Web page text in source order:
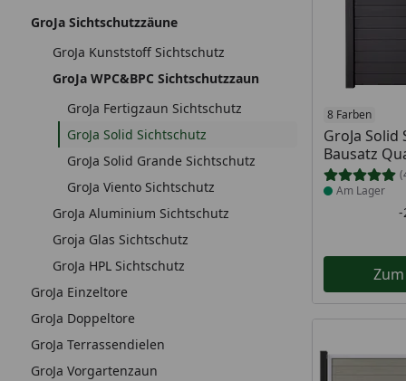
GroJa Sichtschutzzäune
GroJa Kunststoff Sichtschutz
GroJa WPC&BPC Sichtschutzzaun
GroJa Fertigzaun Sichtschutz
GroJa Solid Sichtschutz
GroJa Solid Grande Sichtschutz
GroJa Viento Sichtschutz
GroJa Aluminium Sichtschutz
Groja Glas Sichtschutz
GroJa HPL Sichtschutz
GroJa Einzeltore
GroJa Doppeltore
GroJa Terrassendielen
GroJa Vorgartenzaun
8 Farben
GroJa Solid
Bausatz
Produkt am
Am Lager
-